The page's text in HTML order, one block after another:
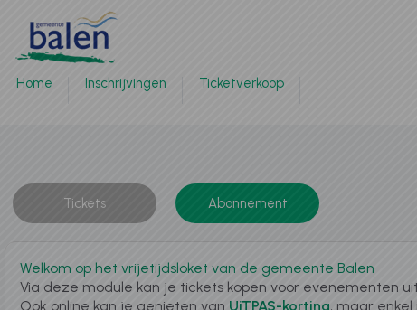
Naar hoofdinhoud
Home Inschrijvingen Ticketverkoop
Tickets Abonnement
Welkom op het vrijetijdsloket van de gemeente Balen
Via deze module kan je tickets kopen voor evenementen
Ook online kan je genieten van UiTPAS-korting, maar